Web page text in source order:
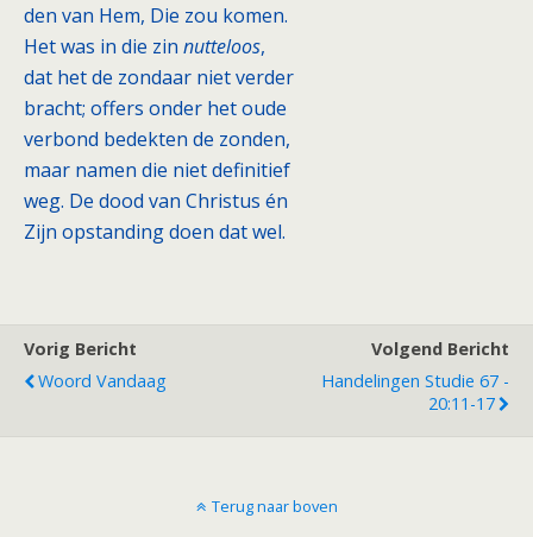
den van Hem, Die zou komen.
Het was in die zin nutteloos,
dat het de zondaar niet verder
bracht; offers onder het oude
verbond bedekten de zonden,
maar namen die niet definitief
weg. De dood van Christus én
Zijn opstanding doen dat wel.
Vorig Bericht
Woord Vandaag
Volgend Bericht
Handelingen Studie 67 -
20:11-17
Terug naar boven